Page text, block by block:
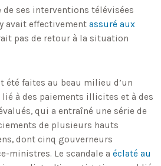
de ses interventions télévisées
avait effectivement assuré aux
pas de retour à la situation
été faites au beau milieu d’un
lié à des paiements illicites et à des
qui a entraîné une série de
de plusieurs hauts
dont cinq gouverneurs
ministres. Le scandale a éclaté au